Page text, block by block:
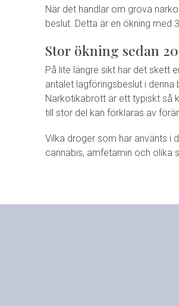
När det handlar om grova
beslut. Detta är en ökning med
Stor ökning sedan
På lite längre sikt har det skett
antalet lagföringsbeslut i
Narkotikabrott är ett typiskt så
till stor del kan förklaras av
Vilka droger som har använts i
cannabis, amfetamin och olika